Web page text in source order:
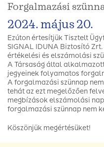
Forgalmazási
2024. május 20.
Ezúton értesítjük Tisztelt
SIGNAL IDUNA Biztosító
értékelési és elszámolási
A Társaság által
jegyeinek folyamatos
A forgalmazási szünnap
tehát az ezt megelőzően
megbízások elszámolási
forgalmazási szünnap nem
Köszönjük megértésüket!